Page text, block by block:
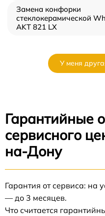
Замена конфорки
стеклокерамической
AKT 821 LX
У меня
Гарантийные
сервисного
на-Дону
Гарантия от сервиса: на
— до 3 месяцев.
Что считается